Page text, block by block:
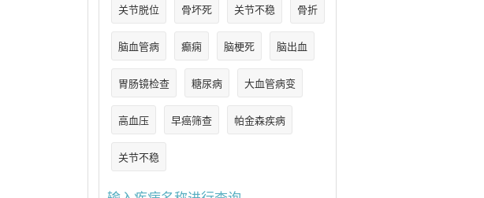
关节脱位 骨坏死 关节不稳 骨折
脑血管病 癫痫 脑梗死 脑出血
胃肠镜检查 糖尿病 大血管病变
高血压 早癌筛查 帕金森疾病
关节不稳